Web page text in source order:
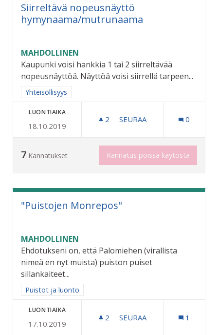
Siirreltävä nopeusnäyttö
hymynaama/mutrunaama
MAHDOLLINEN
Kaupunki voisi hankkia 1 tai 2 siirreltävää
nopeusnäyttöä. Näyttöä voisi siirrellä tarpeen...
Rajaa tulokset aihepiirin mukaan: Yhteisöllisyys
Yhteisöllisyys
LUONTIAIKA
18.10.2019
2 2 SEURAAJAA
SEURAA 0
7 Kannatukset Kannatus poissa käytöstä
"Puistojen Monrepos"
MAHDOLLINEN
Ehdotukseni on, että Palomiehen (virallista
nimeä en nyt muista) puiston puiset
sillankaiteet...
Rajaa tulokset aihepiirin mukaan: Puistot ja luonto
Puistot ja luonto
LUONTIAIKA
17.10.2019
2 2 SEURAAJAA
SEURAA 1